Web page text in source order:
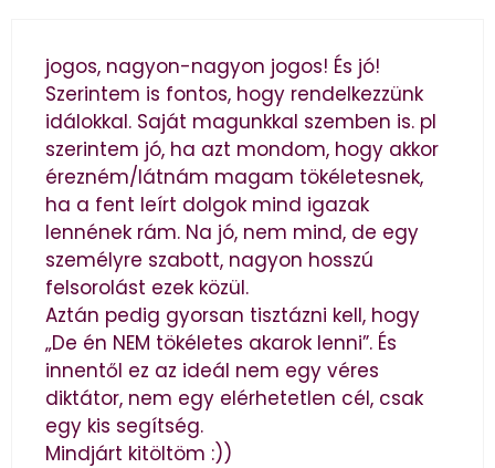
jogos, nagyon-nagyon jogos! És jó!
Szerintem is fontos, hogy rendelkezzünk
idálokkal. Saját magunkkal szemben is. pl
szerintem jó, ha azt mondom, hogy akkor
érezném/látnám magam tökéletesnek,
ha a fent leírt dolgok mind igazak
lennének rám. Na jó, nem mind, de egy
személyre szabott, nagyon hosszú
felsorolást ezek közül.
Aztán pedig gyorsan tisztázni kell, hogy
„De én NEM tökéletes akarok lenni”. És
innentől ez az ideál nem egy véres
diktátor, nem egy elérhetetlen cél, csak
egy kis segítség.
Mindjárt kitöltöm :))